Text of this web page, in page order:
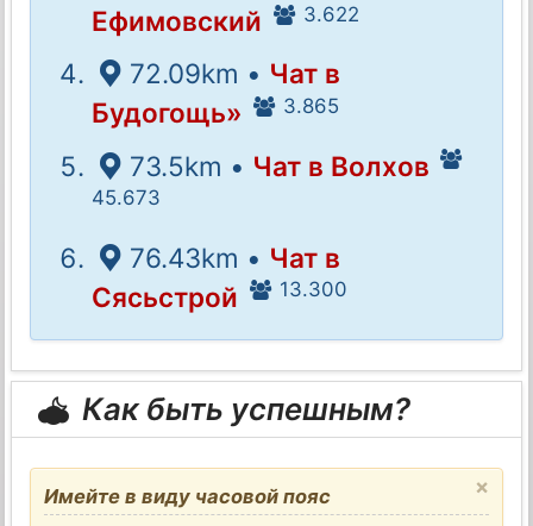
Ефимовский
3.622
72.09km • Чат в
Будогощь»
3.865
73.5km • Чат в Волхов
45.673
76.43km • Чат в
Сясьстрой
13.300
Как быть успешным?
×
Имейте в виду часовой пояс